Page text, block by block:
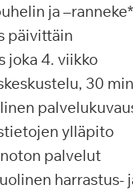
ja –ranneke*
päivittäin
joka 4. viikko
30
ylläpito
palvelut
harrastus-